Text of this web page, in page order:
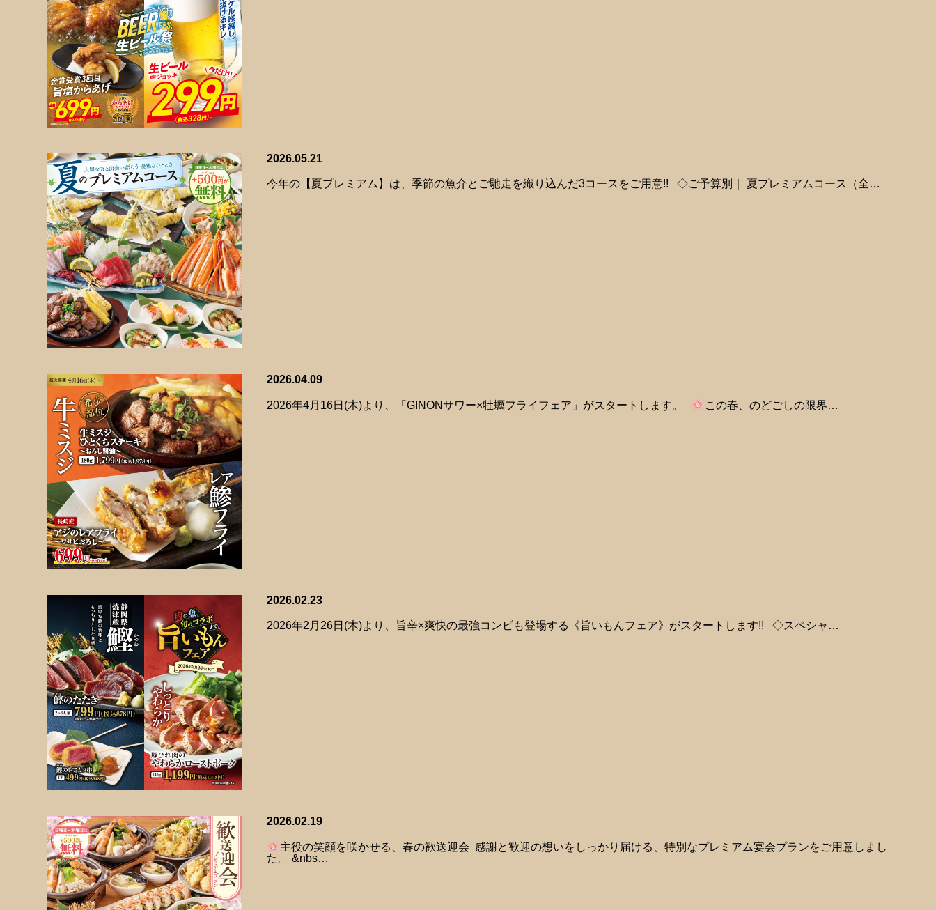
2026.05.21
今年の【夏プレミアム】は、季節の魚介とご馳走を織り込んだ3コースをご用意!! ◇ご予算別｜ 夏プレミアムコース（全…
2026.04.09
2026年4月16日(木)より、「GINONサワー×牡蠣フライフェア」がスタートします。 この春、のどごしの限界…
2026.02.23
2026年2月26日(木)より、旨辛×爽快の最強コンビも登場する《旨いもんフェア》がスタートします!! ◇スペシャ…
2026.02.19
主役の笑顔を咲かせる、春の歓送迎会 感謝と歓迎の想いをしっかり届ける、特別なプレミアム宴会プランをご用意しまし
た。 &nbs…